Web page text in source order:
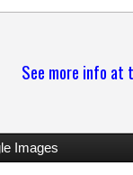
See more info
Images